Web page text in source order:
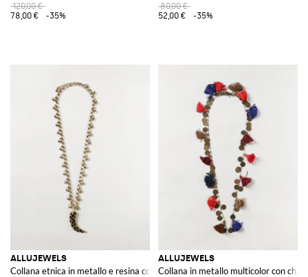
120,00 €
78,00 €
-35%
80,00 €
52,00 €
-35%
ALLUJEWELS
Collana etnica in metallo e resina con charm decorativo
ALLUJEWELS
Collana in metallo multicolor con